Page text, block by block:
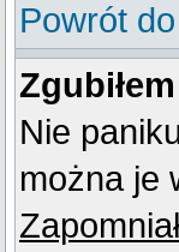
Powrót
Nie
można je